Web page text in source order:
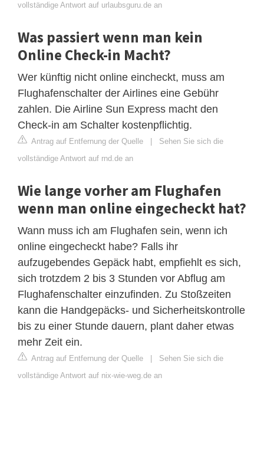
vollständige Antwort auf urlaubsguru.de an
Was passiert wenn man kein
Online Check-in Macht?
Wer künftig nicht online eincheckt, muss am
Flughafenschalter der Airlines eine Gebühr
zahlen. Die Airline Sun Express macht den
Check-in am Schalter kostenpflichtig.
Antrag auf Entfernung der Quelle | Sehen Sie sich die
vollständige Antwort auf rnd.de an
Wie lange vorher am Flughafen
wenn man online eingecheckt hat?
Wann muss ich am Flughafen sein, wenn ich
online eingecheckt habe? Falls ihr
aufzugebendes Gepäck habt, empfiehlt es sich,
sich trotzdem 2 bis 3 Stunden vor Abflug am
Flughafenschalter einzufinden. Zu Stoßzeiten
kann die Handgepäcks- und Sicherheitskontrolle
bis zu einer Stunde dauern, plant daher etwas
mehr Zeit ein.
Antrag auf Entfernung der Quelle | Sehen Sie sich die
vollständige Antwort auf nix-wie-weg.de an